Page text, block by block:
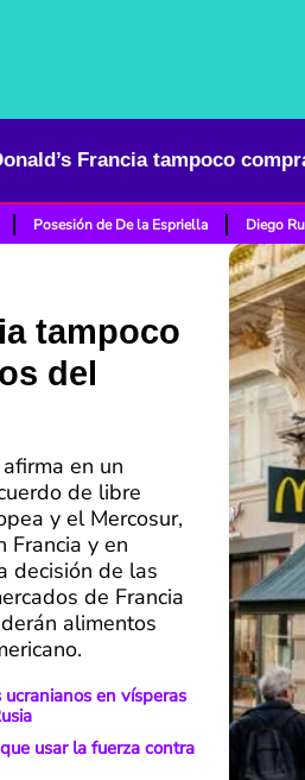
Francia tampoco
Posesión de De la Espriella Diego
tampoco
del
en un
de libre
y el Mercosur,
Francia y en
decisión de las
de Francia
alimentos
en vísperas
usar la fuerza contra